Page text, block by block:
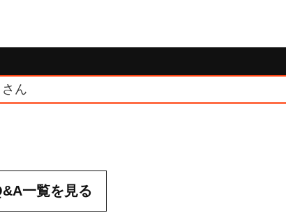
ん
一覧を見る